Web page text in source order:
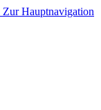
Zur Hauptnavigation